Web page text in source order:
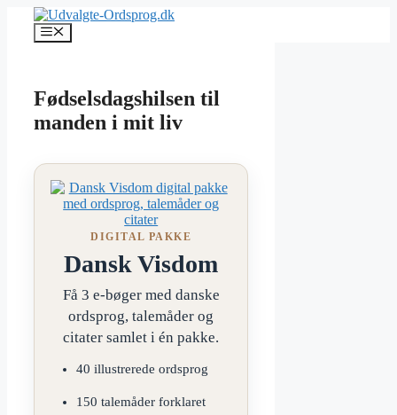
indhold
Menu
Fødselsdagshilsen til
manden i mit liv
DIGITAL PAKKE
Dansk Visdom
Få 3 e-bøger med danske
ordsprog, talemåder og
citater samlet i én pakke.
40 illustrerede ordsprog
150 talemåder forklaret